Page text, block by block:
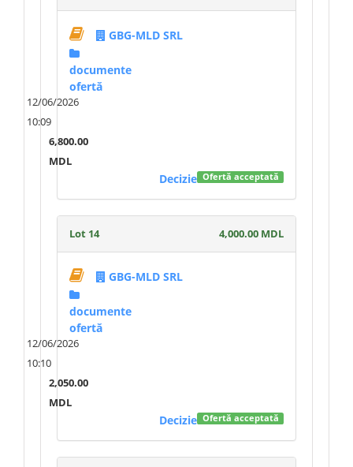
GBG-MLD SRL
documente
ofertă
12/06/2026
10:09
6,800.00
MDL
Ofertă acceptată
Decizie
Lot 14 4,000.00 MDL
GBG-MLD SRL
documente
ofertă
12/06/2026
10:10
2,050.00
MDL
Ofertă acceptată
Decizie